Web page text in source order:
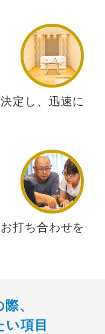
定し、迅速に
打ち合わせを
、
項目